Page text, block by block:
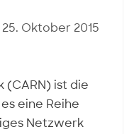
25. Oktober 2015
(CARN) ist die
eine Reihe
Netzwerk